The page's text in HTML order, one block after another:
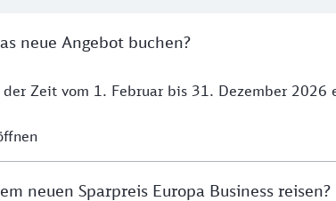
neue Angebot buchen?
der Zeit vom 1. Februar bis 31. Dezember
neuen Sparpreis Europa Business reisen?